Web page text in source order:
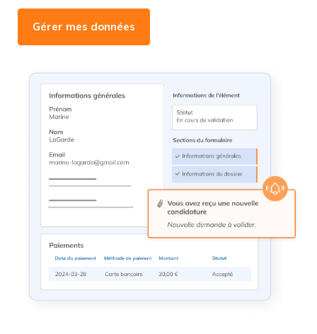
Gérer mes données